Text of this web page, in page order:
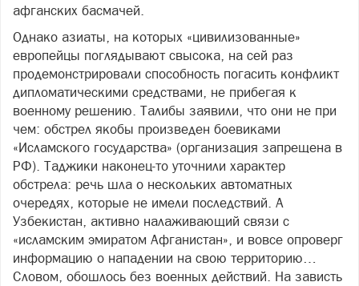
афганских басмачей.
Однако азиаты, на которых «цивилизованные»
европейцы поглядывают свысока, на сей раз
продемонстрировали способность погасить конфликт
дипломатическими средствами, не прибегая к
военному решению. Талибы заявили, что они не при
чем: обстрел якобы произведен боевиками
«Исламского государства» (организация запрещена в
РФ). Таджики наконец-то уточнили характер
обстрела: речь шла о нескольких автоматных
очередях, которые не имели последствий. А
Узбекистан, активно налаживающий связи с
«исламским эмиратом Афганистан», и вовсе опроверг
информацию о нападении на свою территорию…
Словом, обошлось без военных действий. На зависть